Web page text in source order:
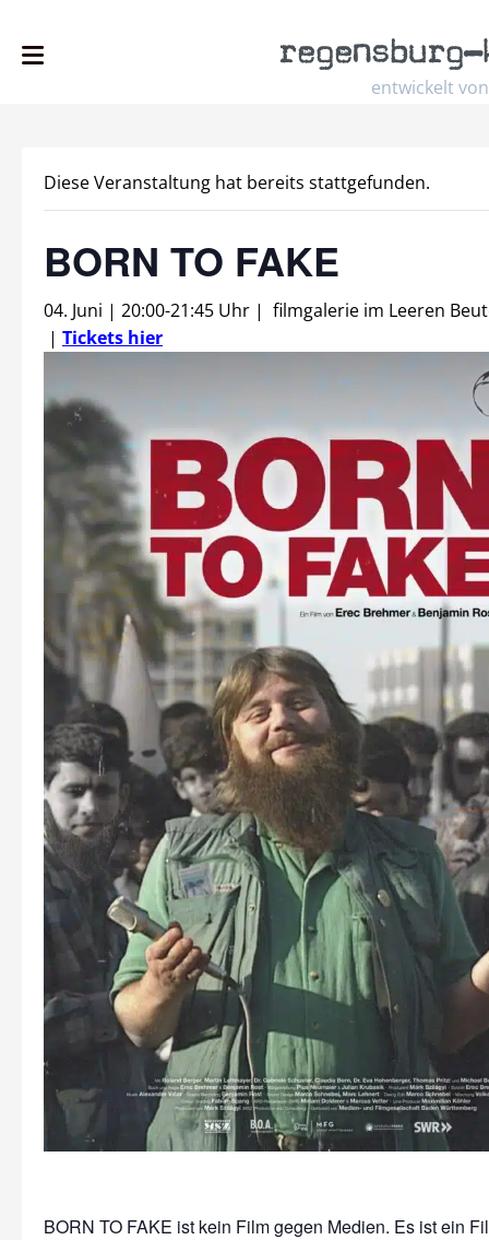
entwickelt von
regensburg–
Diese Veranstaltung hat bereits stattgefunden.
BORN TO FAKE
04. Juni | 20:00-21:45 Uhr | filmgalerie im Leeren
| Tickets hier
BORN TO FAKE ist kein Film gegen Medien. Es ist ein